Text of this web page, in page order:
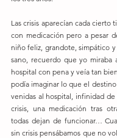
Las crisis aparecían cada cierto
con medicación pero a pesar
niño feliz, grandote, simpático
sano, recuerdo que yo miraba
hospital con pena y veía tan
podía imaginar lo que el destino
venidas al hospital, infinidad de
crisis, una medicación tras
todas dejan de funcionar…
sin crisis pensábamos que no